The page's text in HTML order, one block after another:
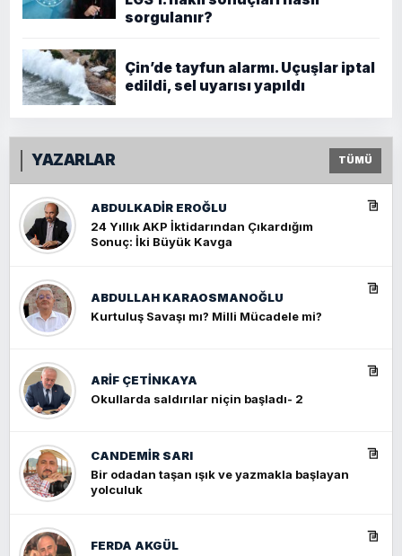
sorgulanır?
Çin’de tayfun alarmı. Uçuşlar iptal
edildi, sel uyarısı yapıldı
YAZARLAR TÜMÜ
ABDULKADIR EROĞLU
24 Yıllık AKP İktidarından Çıkardığım
Sonuç: İki Büyük Kavga
ABDULLAH KARAOSMANOĞLU
Kurtuluş Savaşı mı? Milli Mücadele mi?
ARIF ÇETİNKAYA
Okullarda saldırılar niçin başladı- 2
CANDEMIR SARI
Bir odadan taşan ışık ve yazmakla başlayan
yolculuk
FERDA AKGÜL